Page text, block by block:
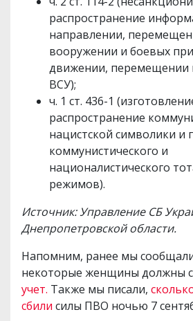
распространение
направлении,
вооружении и боевых
движении, перемещении
ВСУ);
ч. 1 ст. 436-1
распространение
нацистской символики и
коммунистического и
националистического
режимов).
Источник: Управление СБ
Днепропетровской области.
Напомним, ранее мы
некоторые женщины должны
учет. Также мы писали,
сбили силы ПВО ночью 7